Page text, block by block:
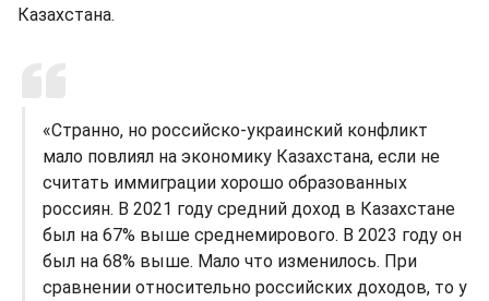
Казахстана.
«Странно, но российско-украинский конфликт
мало повлиял на экономику Казахстана, если не
считать иммиграции хорошо образованных
россиян. В 2021 году средний доход в Казахстане
был на 67% выше среднемирового. В 2023 году он
был на 68% выше. Мало что изменилось. При
сравнении относительно российских доходов, то у